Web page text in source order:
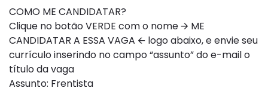
COMO ME CANDIDATAR?
Clique no botão VERDE com o nome 🡪 ME
CANDIDATAR A ESSA VAGA 🡨 logo abaixo, e envie seu
currículo inserindo no campo “assunto” do e-mail o
título da vaga
Assunto: Frentista